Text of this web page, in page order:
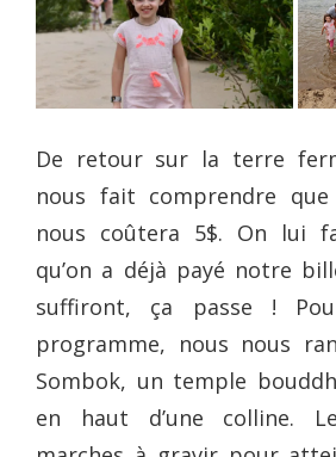
De retour sur la terre
nous fait comprendre
nous coûtera 5$. On lui
qu’on a déjà payé notre
suffiront, ça passe !
programme, nous nous
Sombok, un temple
en haut d’une colline.